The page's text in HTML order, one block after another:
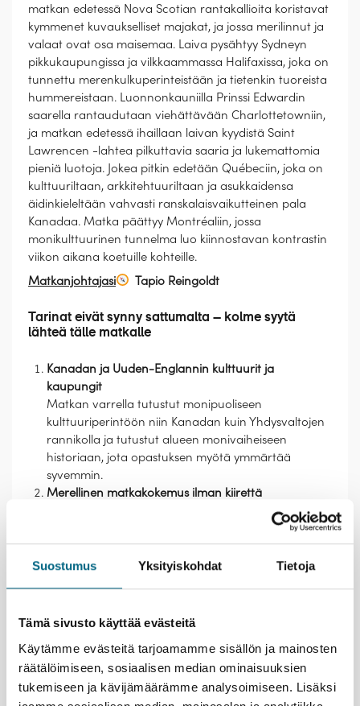
Suostumus Yksityiskohdat Tietoja
Tämä sivusto käyttää evästeitä
Käytämme evästeitä tarjoamamme sisällön ja mainosten
räätälöimiseen, sosiaalisen median ominaisuuksien
tukemiseen ja kävijämäärämme analysoimiseen. Lisäksi
matkan edetessä Nova Scotian rantakallioita koristavat
kymmenet kuvaukselliset majakat, ja jossa merilinnut ja
valaat ovat osa maisemaa. Laiva pysähtyy Sydneyn
pikkukaupungissa ja vilkkaammassa Halifaxissa, joka on
tunnettu merenkulkuperinteistään ja tietenkin tuoreista
hummereistaan. Luonnonkauniilla Prinssi Edwardin
saarella rantaudutaan viehättävään Charlottetowniin,
ja matkan edetessä ihaillaan laivan kyydistä Saint
Lawrencen -lahtea pilkuttavia saaria ja lukemattomia
pieniä luotoja. Jokea pitkin edetään Québeciin, joka on
kulttuuriltaan, arkkitehtuuriltaan ja asukkaidensa
äidinkieleltään vahvasti ranskalaisvaikutteinen pala
Kanadaa. Matka päättyy Montréaliin, jossa
monikulttuurinen tunnelma luo kiinnostavan kontrastin
viikon aikana koetuille kohteille.
Matkanjohtajasi
Tapio Reingoldt
Tarinat eivät synny sattumalta – kolme syytä
lähteä tälle matkalle
Kanadan ja Uuden-Englannin kulttuurit ja
kaupungit
Matkan varrella tutustut monipuoliseen
kulttuuriperintöön niin Kanadan kuin Yhdysvaltojen
rannikolla ja tutustut alueen monivaiheiseen
historiaan, jota opastuksen myötä ymmärtää
syvemmin.
Merellinen matkakokemus ilman kiirettä
Kanadan merelliset maisemat ovat komeita ja
tasokas risteilylaiva toimii matkasi tukikohtana, jolta
käsin voit ihailla maisemia, rentoutua ja nauttia
huippuluokan ravintoloista sekä ohjelmasta.
Helppoutta, seuraa ja sopivasti omaa aikaa
Kaikki siirtymät, retket ja majoitukset on järjestetty
puolestasi ja sinä voit keskittyä kokemiseen. Matka
tarjoaa mahdollisuuden jakaa hetkiä pienessä
ryhmässä, mutta myös omaa aikaa rentoutua tai